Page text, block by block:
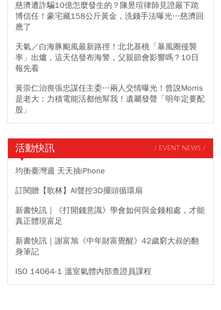
慈濟遭詐騙10億怎麼發生的？陳昱瑄律師見證嚴下跪
博信任！豪宅藏158公斤黃金，洗錢手法曝光…慈濟回
應了
天氣／白海豚颱風最新路徑！北北基桃「暴風圈侵襲
率」出爐，這天估發布海警，父親節會影響嗎？10日
報先看
黃崇仁治喪張忠謀任主委…兩人交情曝光！曾說Morris
是老大：力積電能活都他幫我！遺屬發聲「明年定要配
股」
活動快訊 / EVENT NEWS /
均衡臺灣週 天天抽iPhone
訂閱贈【歌林】AI聲控3D擺頭循環扇
新書快訊｜《打開錢意識》學會如何與金錢相處，才能
真正體現富足
新書快訊｜謝富旭《中年財富覺醒》42歲窮大叔的翻
身筆記
ISO 14064-1 溫室氣體內部查證員課程